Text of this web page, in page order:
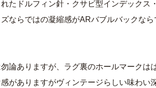
たドルフィン針・クサビ型インデックス
ならではの凝縮感がARバブルバックなら
論ありますが、ラグ裏のホールマークは
がありますがヴィンテージらしい味わい